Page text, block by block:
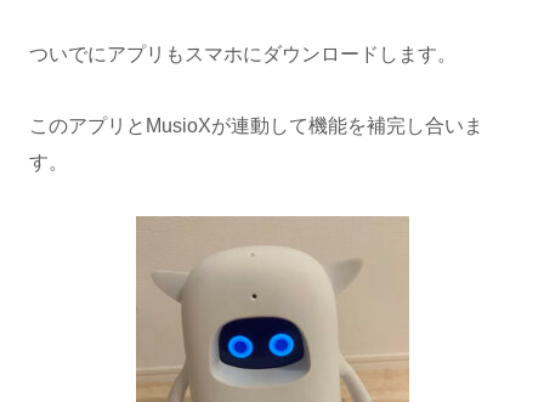
ついでにアプリもスマホにダウンロードします。
このアプリとMusioXが連動して機能を補完し合いま
す。